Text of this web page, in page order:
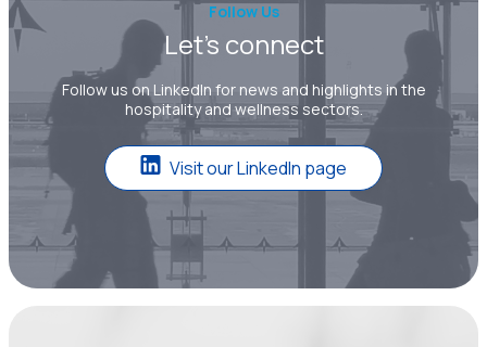
Follow Us
Let’s connect
Follow us on LinkedIn for news and highlights in the
hospitality and wellness sectors.
Visit our LinkedIn page